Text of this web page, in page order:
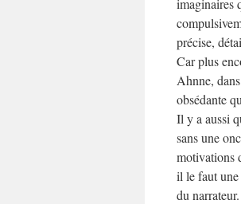
imaginaires
précise,
Car plus
Ahnne,
obsédante
Il y a aussi
sans une
motivations
il le faut une
du narrateur.